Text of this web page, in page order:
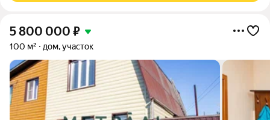
5 800 000 ₽
100 м² дом, участок